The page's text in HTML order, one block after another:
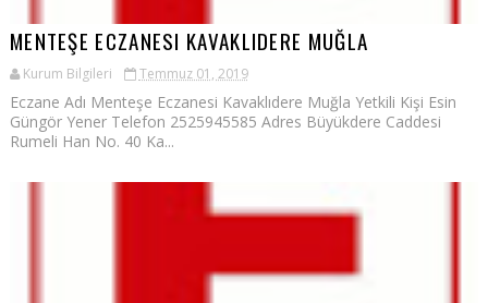
MENTEŞE ECZANESI KAVAKLIDERE MUĞLA
Kurum Bilgileri Temmuz 01, 2019
Eczane Adı Menteşe Eczanesi Kavaklıdere Muğla Yetkili Kişi Esin
Güngör Yener Telefon 2525945585 Adres Büyükdere Caddesi
Rumeli Han No. 40 Ka...